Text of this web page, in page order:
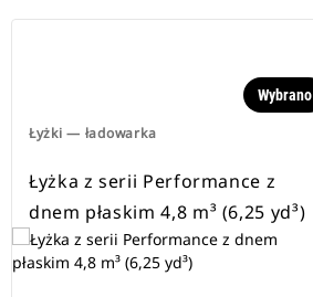
Łyżki — ładowarka
Wybrano
Łyżka z serii Performance z
dnem płaskim 4,8 m³ (6,25 yd³)